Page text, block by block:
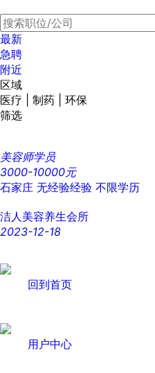
最新
急聘
附近
区域
医疗 | 制药 | 环保
筛选
美容师学员
3000-10000元
石家庄 无经验经验 不限学历
洁人美容养生会所
2023-12-18
回到首页
用户中心